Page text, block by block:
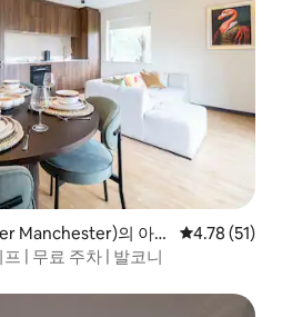
Manchester)의 아파
평점 4.78점
4.78 (51)
| 무료 주차 | 발코니